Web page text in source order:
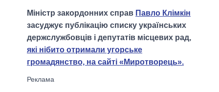
Міністр закордонних справ Павло Клімкін
засуджує публікацію списку українських
держслужбовців і депутатів місцевих рад,
які нібито отримали угорське
громадянство, на сайті «Миротворець».